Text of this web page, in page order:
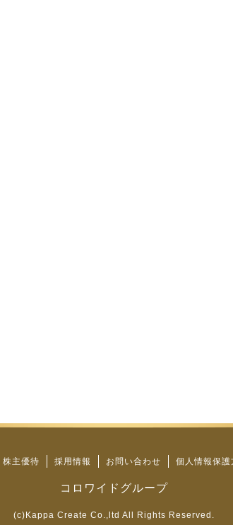
株主優待 採用情報 お問い合わせ 個人情報保護
コロワイドグループ
(c)Kappa Create Co.,ltd All Rights Reserved.